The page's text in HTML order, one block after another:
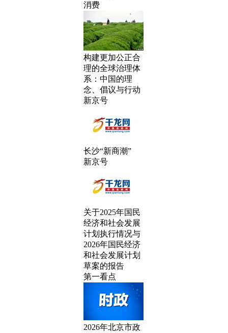
消费
构建更加公正合
理的全球治理体
系：中国的理
念、倡议与行动
新京号
长沙“新商潮”
新京号
关于2025年国民
经济和社会发展
计划执行情况与
2026年国民经济
和社会发展计划
草案的报告
第一看点
2026年北京市政